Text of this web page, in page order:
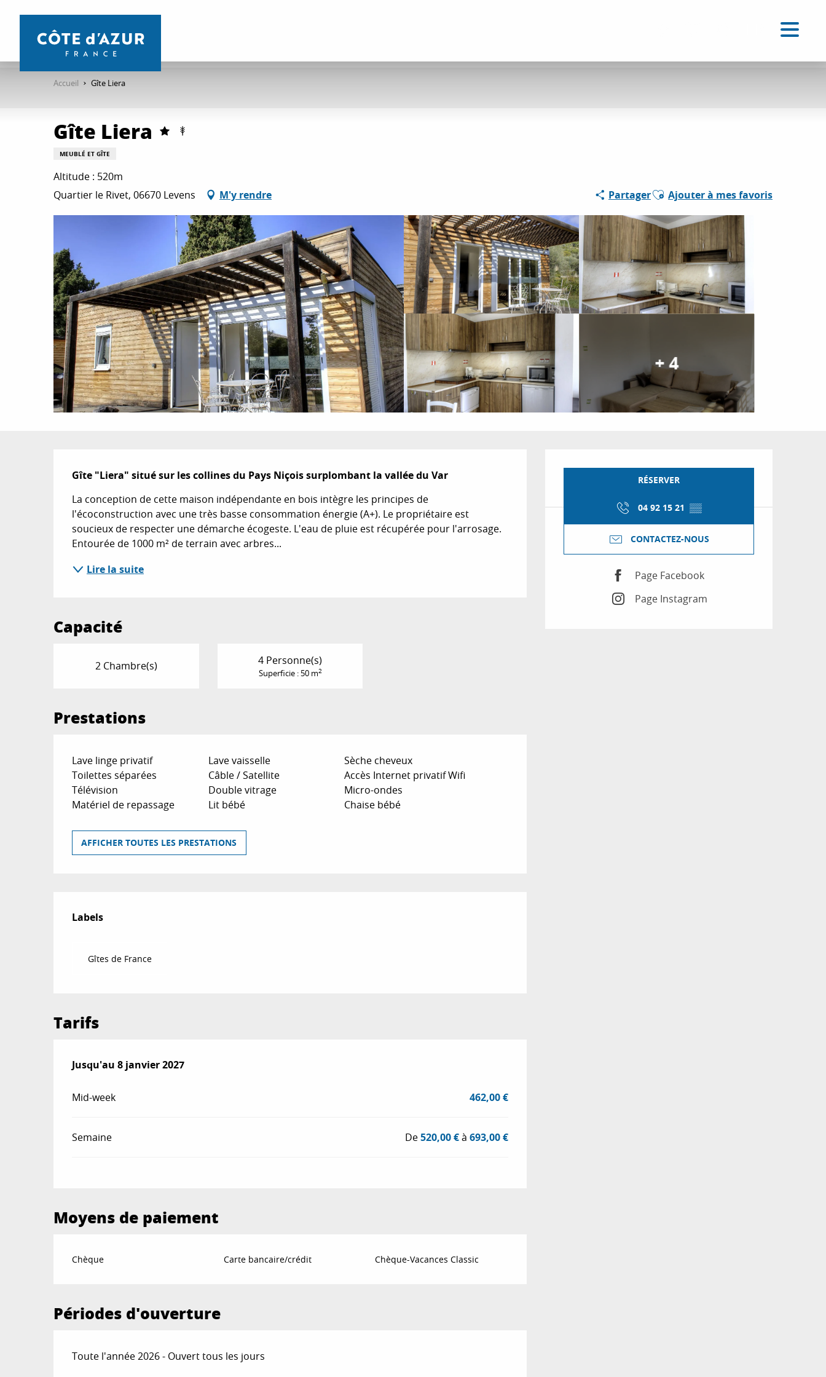
contenu
Accueil Gîte Liera
Gîte Liera
MEUBLÉ ET GÎTE
Altitude : 520m
Quartier le Rivet, 06670 Levens
M'y rendre PartagerAjouter aux favoris
Ajouter à mes favoris
+ 4
Ouverture et
RÉSERVER
04 92 15 21 ▒▒
CONTACTEZ-NOUS
Page Facebook
Page Instagram
Description
Gîte "Liera" situé sur les collines du Pays Niçois surplombant la vallée du Var
La conception de cette maison indépendante en bois intègre les principes de
l'écoconstruction avec une très basse consommation énergie (A+). Le propriétaire est
soucieux de respecter une démarche écogeste. L'eau de pluie est récupérée pour l'arrosage.
Entourée de 1000 m² de terrain avec arbres...
Lire la suite
Capacité
2 Chambre(s) 4 Personne(s)
Superficie : 50 m2
Prestations
Lave linge privatif Lave vaisselle
Sèche cheveux
Toilettes séparées
Câble / Satellite
Accès Internet privatif Wifi
Télévision
Double vitrage
Micro-ondes
Matériel de repassage
Lit bébé Chaise bébé
AFFICHER TOUTES LES PRESTATIONS
Offres de prestations
Labels
Labels
Gîtes de France
Tarifs
Du20 décembre 2025au
Jusqu'au 8 janvier 2027
Mid-week 462,00 €
Semaine De520,00 €à693,00 €
Moyens de paiement
Chèque Carte bancaire/crédit Chèque-Vacances Classic
Périodes d'ouverture
Toute l'année 2026 - Ouvert tous les jours